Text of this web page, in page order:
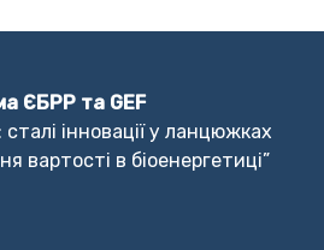
ЄБРР та GEF
сталі інновації у ланцюжках
вартості в біоенергетиці”